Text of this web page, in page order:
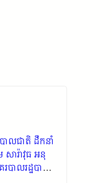
បាល​ជាតិ​ ដឹកនាំ​
ារ៉ាវុធ អនុ
របាលរដ្ឋបាល
គឹម​